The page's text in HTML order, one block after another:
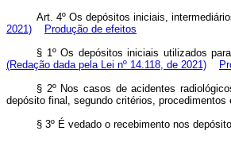
Art. 4º Os depósitos iniciais,
2021)
Produção de efeitos
§ 1º Os depósitos iniciais utilizados
(Redação dada pela Lei nº 14.118, de 2021)
§ 2º Nos casos de acidentes
depósito final, segundo critérios,
§ 3º É vedado o recebimento nos